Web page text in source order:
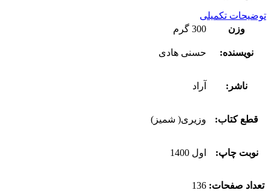
توضیحات تکمیلی
وزن
300 گرم
نویسنده: حسنی هادی
ناشر: آراد
قطع کتاب: وزیری( شمیز)
نوبت چاپ: اول 1400
تعداد صفحات: 136